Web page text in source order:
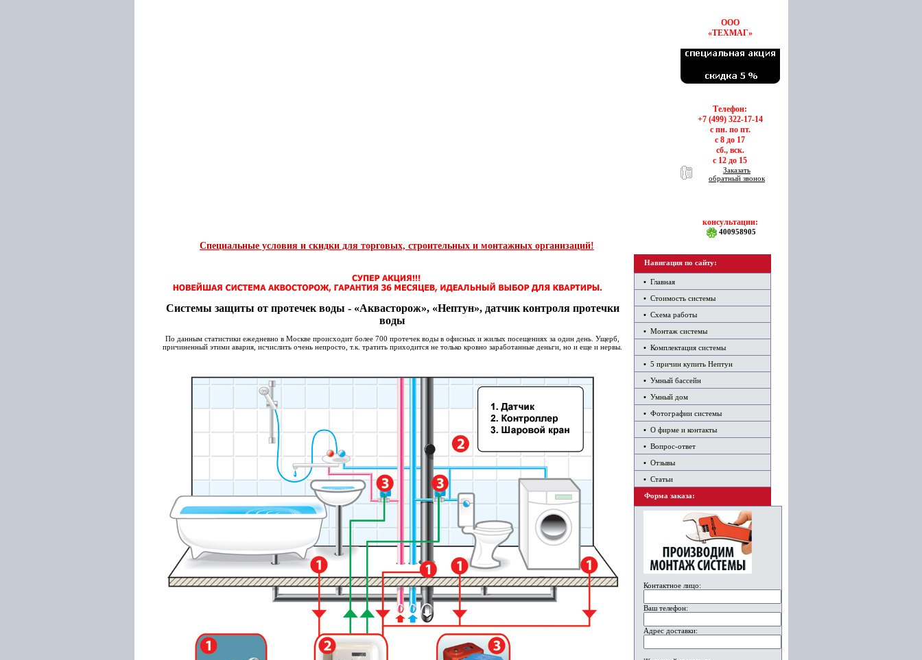
ООО
«ТЕХМАГ»
Телефон:
+7 (499) 322-17-14
с пн. по пт.
с 8 до 17
сб., вск.
с 12 до 15
Заказать
обратный звонок
консультации:
400958905
Специальные условия и скидки для торговых, строительных и монтажных организаций!
Системы защиты от протечек воды - «Аквасторож», «Нептун», датчик контроля протечки
воды
По данным статистики ежедневно в Москве происходит более 700 протечек воды в офисных и жилых посещениях за один день. Ущерб,
причиненный этими авария, исчислить очень непросто, т.к. тратить приходится не только кровно заработанные деньги, но и еще и нервы.
Навигация по сайту:
• Главная
• Стоимость системы
• Схема работы
• Монтаж системы
• Комплектация системы
• 5 причин купить Нептун
• Умный бассейн
• Умный дом
• Фотографии системы
• О фирме и контакты
• Вопрос-ответ
• Отзывы
• Статьи
Форма заказа:
Контактное лицо:
Ваш телефон:
Адрес доставки: